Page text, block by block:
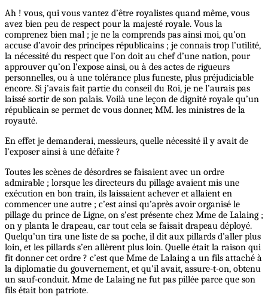
Ah ! vous, qui vous vantez d’être royalistes quand même, vous
avez bien peu de respect pour la majesté royale. Vous la
comprenez bien mal ; je ne la comprends pas ainsi moi, qu’on
accuse d’avoir des principes républicains ; je connais trop l’utilité,
la nécessité du respect que l’on doit au chef d’une nation, pour
approuver qu’on l’expose ainsi, ou à des actes de rigueurs
personnelles, ou à une tolérance plus funeste, plus préjudiciable
encore. Si j’avais fait partie du conseil du Roi, je ne l’aurais pas
laissé sortir de son palais. Voilà une leçon de dignité royale qu’un
républicain se permet dc vous donner, MM. les ministres de la
royauté.
En effet je demanderai, messieurs, quelle nécessité il y avait de
l’exposer ainsi à une défaite ?
Toutes les scènes de désordres se faisaient avec un ordre
admirable ; lorsque les directeurs du pillage avaient mis une
exécution en bon train, ils laissaient achever et allaient en
commencer une autre ; c’est ainsi qu’après avoir organisé le
pillage du prince de Ligne, on s’est présente chez Mme de Lalaing ;
on y planta le drapeau, car tout cela se faisait drapeau déployé.
Quelqu’un tira une liste de sa poche, il dit aux pillards d’aller plus
loin, et les pillards s’en allèrent plus loin. Quelle était la raison qui
fit donner cet ordre ? c’est que Mme de Lalaing a un fils attaché à
la diplomatie du gouvernement, et qu’il avait, assure-t-on, obtenu
un sauf-conduit. Mme de Lalaing ne fut pas pillée parce que son
fils était bon patriote.